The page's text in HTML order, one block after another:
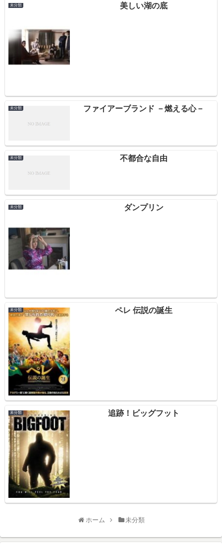
未分類 美しい湖の底
未分類 ファイアーブランド －燃える心－
未分類 不都合な自由
未分類 ダンプリン
未分類 ペレ 伝説の誕生
未分類 追跡！ビッグフット
ホーム 未分類